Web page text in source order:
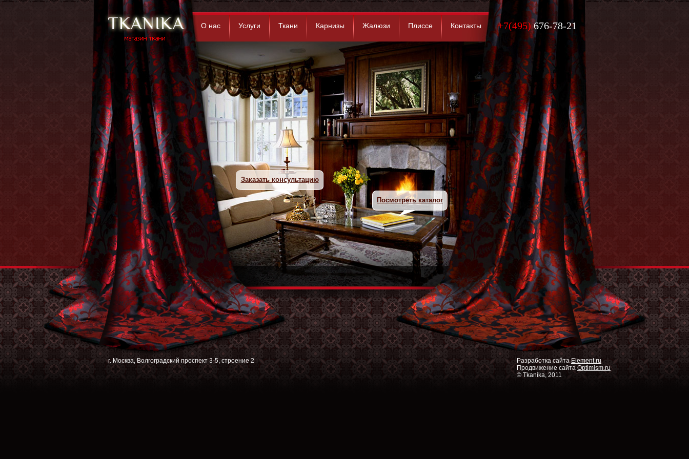
О нас Услуги Ткани Карнизы Жалюзи Плиссе Контакты +7(495)676-78-21
Заказать консультацию
Посмотреть каталог
г. Москва, Волгоградский проспект 3-5, строение 2 Разработка сайтаElement.ru
Продвижение сайта Optimism.ru
© Tkanika, 2011